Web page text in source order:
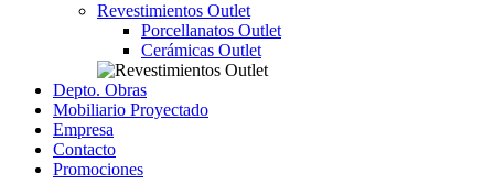
Revestimientos Outlet
Porcellanatos Outlet
Cerámicas Outlet
Depto. Obras
Mobiliario Proyectado
Empresa
Contacto
Promociones